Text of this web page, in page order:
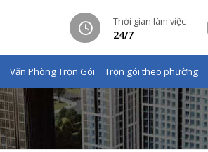
Thời gian làm việc
24/7
Văn Phòng Trọn Gói Trọn gói theo phường